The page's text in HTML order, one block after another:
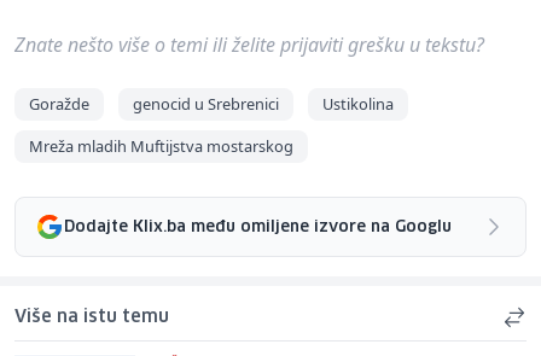
Znate nešto više o temi ili želite prijaviti grešku u tekstu?
Goražde genocid u Srebrenici
Ustikolina
Mreža mladih Muftijstva mostarskog
Dodajte Klix.ba među omiljene izvore na Googlu
Više na istu temu